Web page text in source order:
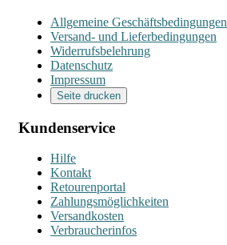
Allgemeine Geschäftsbedingungen
Versand- und Lieferbedingungen
Widerrufsbelehrung
Datenschutz
Impressum
Seite drucken
Kundenservice
Hilfe
Kontakt
Retourenportal
Zahlungsmöglichkeiten
Versandkosten
Verbraucherinfos